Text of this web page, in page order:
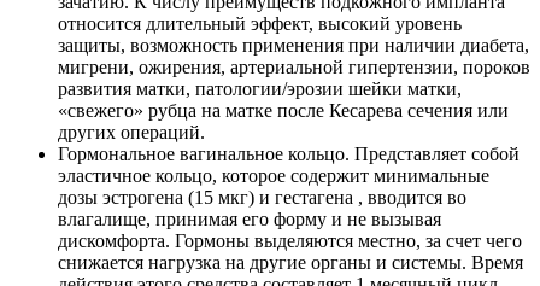
относится длительный эффект, высокий уровень
защиты, возможность применения при наличии диабета,
мигрени, ожирения, артериальной гипертензии, пороков
развития матки, патологии/эрозии шейки матки,
«свежего» рубца на матке после Кесарева сечения или
других операций.
Гормональное вагинальное кольцо. Представляет собой
эластичное кольцо, которое содержит минимальные
дозы эстрогена (15 мкг) и гестагена , вводится во
влагалище, принимая его форму и не вызывая
дискомфорта. Гормоны выделяются местно, за счет чего
снижается нагрузка на другие органы и системы. Время